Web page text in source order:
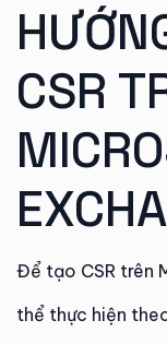
CSR
Để tạo CSR trên
thể thực hiện